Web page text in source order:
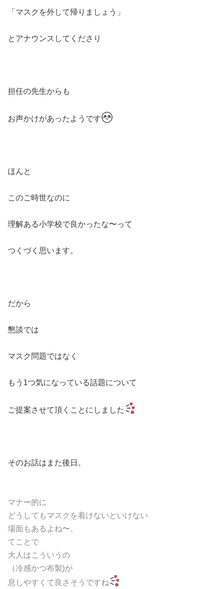
「マスクを外して帰りましょう」
とアナウンスしてくださり
担任の先生からも
お声かけがあったようです
ほんと
このご時世なのに
理解ある小学校で良かったな〜って
つくづく思います。
だから
懇談では
マスク問題ではなく
もう1つ気になっている話題について
ご提案させて頂くことにしました
そのお話はまた後日。
マナー的に
どうしてもマスクを着けないといけない
場面もあるよね〜。
てことで
大人はこういうの
（冷感かつ布製)が
息しやすくて良さそうですね